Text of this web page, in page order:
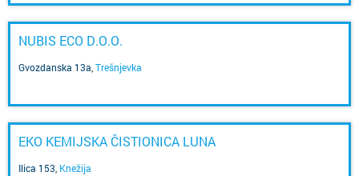
NUBIS ECO D.O.O.
Gvozdanska 13a Trešnjevka
EKO KEMIJSKA ČISTIONICA LUNA
Ilica 153 Knežija